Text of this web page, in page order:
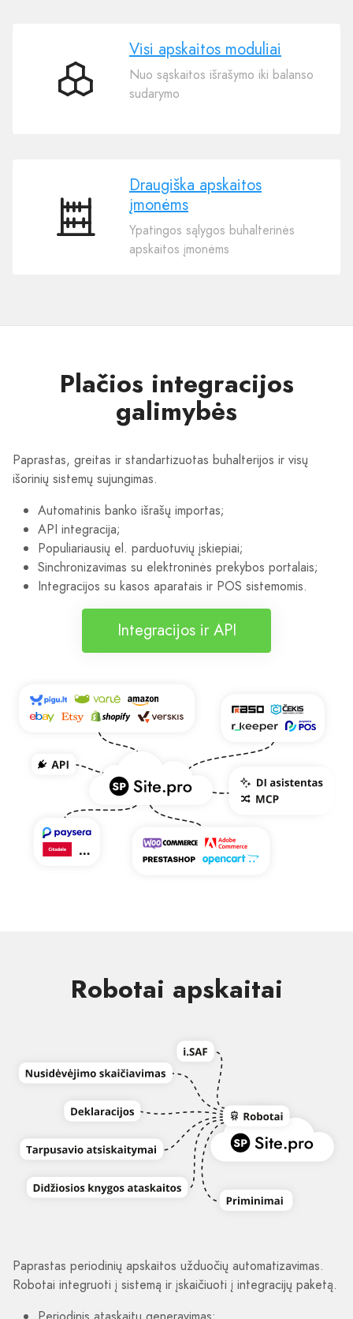
Visi
Visi apskaitos moduliai
Nuo sąskaitos išrašymo iki balanso
sudarymo
Draugiška
Draugiška apskaitos
įmonėms
Ypatingos sąlygos buhalterinės
apskaitos įmonėms
Plačios integracijos
galimybės
Paprastas, greitas ir standartizuotas buhalterijos ir visų
išorinių sistemų sujungimas.
Automatinis banko išrašų importas;
API integracija;
Populiariausių el. parduotuvių įskiepiai;
Sinchronizavimas su elektroninės prekybos portalais;
Integracijos su kasos aparatais ir POS sistemomis.
Integracijos ir API
Robotai apskaitai
Paprastas periodinių apskaitos užduočių automatizavimas.
Robotai integruoti į sistemą ir įskaičiuoti į integracijų paketą.